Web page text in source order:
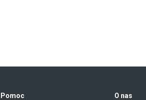
Pomoc
O nas